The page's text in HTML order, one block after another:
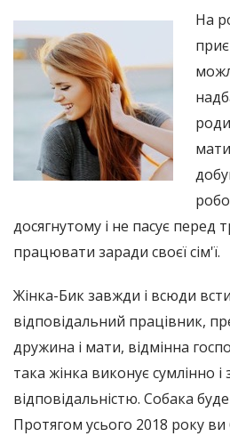
На
досягнутому і не пасує
працювати заради своєї сім'ї.
Жінка-Бик завжди і всюди
відповідальний працівник,
дружина і мати, відмінна
така жінка виконує сумлінно
відповідальністю. Собака
Протягом усього 2018 року ви